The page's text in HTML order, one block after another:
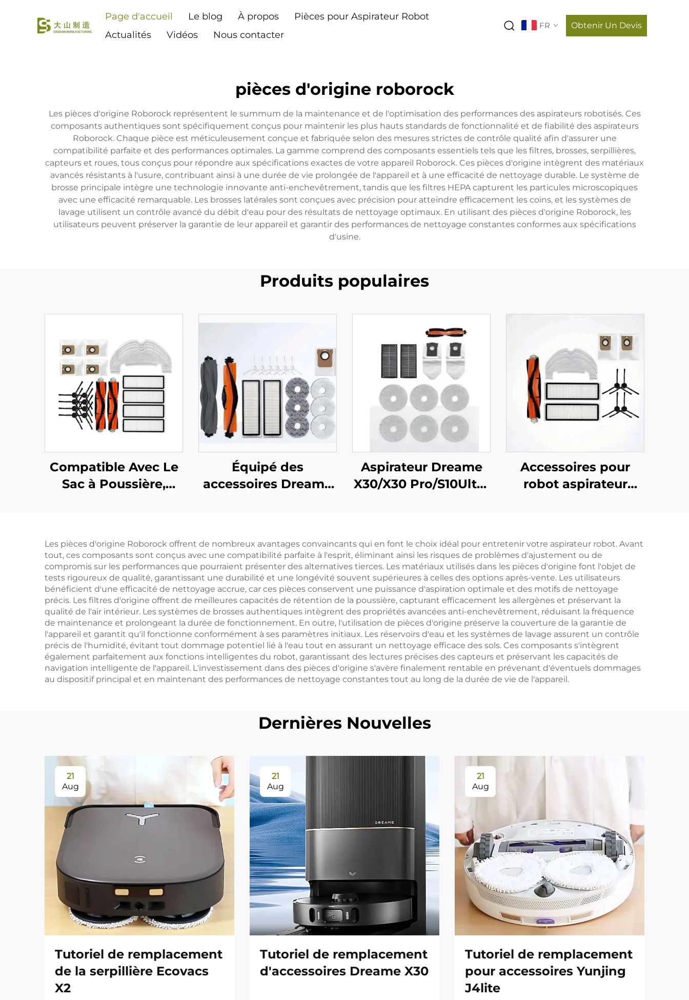
Page d'accueil Le blog À propos
Pièces pour Aspirateur Robot
Actualités
Vidéos Nous contacter
FR Obtenir Un Devis
pièces d'origine roborock
Les pièces d'origine Roborock représentent le summum de la maintenance et de l'optimisation des performances des aspirateurs robotisés. Ces
composants authentiques sont spécifiquement conçus pour maintenir les plus hauts standards de fonctionnalité et de fiabilité des aspirateurs
Roborock. Chaque pièce est méticuleusement conçue et fabriquée selon des mesures strictes de contrôle qualité afin d'assurer une
compatibilité parfaite et des performances optimales. La gamme comprend des composants essentiels tels que les filtres, brosses, serpillières,
capteurs et roues, tous conçus pour répondre aux spécifications exactes de votre appareil Roborock. Ces pièces d'origine intègrent des matériaux
avancés résistants à l'usure, contribuant ainsi à une durée de vie prolongée de l'appareil et à une efficacité de nettoyage durable. Le système de
brosse principale intègre une technologie innovante anti-enchevêtrement, tandis que les filtres HEPA capturent les particules microscopiques
avec une efficacité remarquable. Les brosses latérales sont conçues avec précision pour atteindre efficacement les coins, et les systèmes de
lavage utilisent un contrôle avancé du débit d'eau pour des résultats de nettoyage optimaux. En utilisant des pièces d'origine Roborock, les
utilisateurs peuvent préserver la garantie de leur appareil et garantir des performances de nettoyage constantes conformes aux spécifications
d'usine.
Produits populaires
Compatible Avec Le
Sac à Poussière,
Aspirateur Dreame
Accessoires
L10plus/Z10pro/D10PLUS
Équipé des
accessoires Dreame
Sac à poussière et
consommables, Type
universel
Aspirateur Dreame
X30/X30 Pro/S10Ultra
filtre, tissu, brosse à
rouleaux
Accessoires pour
robot aspirateur
serpillière, écran de
filtre et sac à
poussière
Les pièces d'origine Roborock offrent de nombreux avantages convaincants qui en font le choix idéal pour entretenir votre aspirateur robot. Avant
tout, ces composants sont conçus avec une compatibilité parfaite à l'esprit, éliminant ainsi les risques de problèmes d'ajustement ou de
compromis sur les performances que pourraient présenter des alternatives tierces. Les matériaux utilisés dans les pièces d'origine font l'objet de
tests rigoureux de qualité, garantissant une durabilité et une longévité souvent supérieures à celles des options après-vente. Les utilisateurs
bénéficient d'une efficacité de nettoyage accrue, car ces pièces conservent une puissance d'aspiration optimale et des motifs de nettoyage
précis. Les filtres d'origine offrent de meilleures capacités de rétention de la poussière, capturant efficacement les allergènes et préservant la
qualité de l'air intérieur. Les systèmes de brosses authentiques intègrent des propriétés avancées anti-enchevêtrement, réduisant la fréquence
de maintenance et prolongeant la durée de fonctionnement. En outre, l'utilisation de pièces d'origine préserve la couverture de la garantie de
l'appareil et garantit qu'il fonctionne conformément à ses paramètres initiaux. Les réservoirs d'eau et les systèmes de lavage assurent un contrôle
précis de l'humidité, évitant tout dommage potentiel lié à l'eau tout en assurant un nettoyage efficace des sols. Ces composants s'intègrent
également parfaitement aux fonctions intelligentes du robot, garantissant des lectures précises des capteurs et préservant les capacités de
navigation intelligente de l'appareil. L'investissement dans des pièces d'origine s'avère finalement rentable en prévenant d'éventuels dommages
au dispositif principal et en maintenant des performances de nettoyage constantes tout au long de la durée de vie de l'appareil.
Dernières Nouvelles
21
Aug
Tutoriel de remplacement
de la serpillière Ecovacs
X2
21
Aug
Tutoriel de remplacement
d'accessoires Dreame X30
21
Aug
Tutoriel de remplacement
pour accessoires Yunjing
J4lite